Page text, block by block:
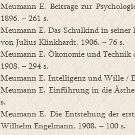
Meumann E. Beitrage zur
1896. – 261 s.
Meumann E. Das Schulkind in
von Julius Klinkhardt, 1906. – 76 s.
Meumann E. Ökonomie und Technik
1908. – 294 s.
Meumann E. Intelligenz und Wille /
Meumann E. Einführung in die
s.
Meumann E. Die Entstehung der
Wilhelm Engelmann, 1908. – 100 s.